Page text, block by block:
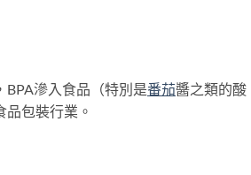
滲入食品（特別是番茄醬之類的酸
包裝行業。